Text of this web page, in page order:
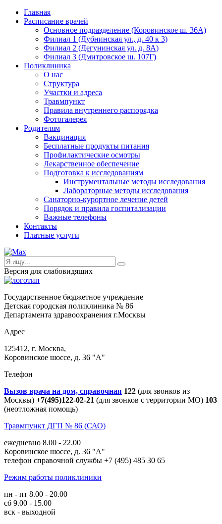
Главная
Расписание врачей
Основное подразделение (Коровинское ш. 36А)
Филиал 1 (Дубнинская ул., д. 40 к 3)
Филиал 2 (Дегунинская ул. д. 8А)
Филиал 3 (Дмитровское ш. 107Г)
Поликлиника
О нас
Структура
Участки и адреса
Травмпункт
Правила внутреннего распорядка
Фотогалерея
Родителям
Вакцинация
Бесплатные продукты питания
Профилактические осмотры
Лекарственное обеспечение
Подготовка к исследованиям
Инструментальные методы исследования
Лабораторные методы исследования
Санаторно-курортное лечение детей
Порядок и правила госпитализации
Важные телефоны
Контакты
Платные услуги
Версия для слабовидящих
Государственное бюджетное учреждение
Детская городская поликлиника № 86
Департамента здравоохранения г.Москвы
Адрес
125412, г. Москва,
Коровинское шоссе, д. 36 "А"
Телефон
Вызов врача на дом, справочная 122 (для звонков из
Москвы) +7(495)122-02-21 (для звонков с территории МО) 103
(неотложная помощь)
Травмпункт ДГП № 86 (САО)
ежедневно 8.00 - 22.00
Коровинское шоссе, д. 36 "А"
телефон справочной службы +7 (495) 485 30 65
Режим работы поликлиники
пн - пт 8.00 - 20.00
сб 9.00 - 15.00
вск - выходной